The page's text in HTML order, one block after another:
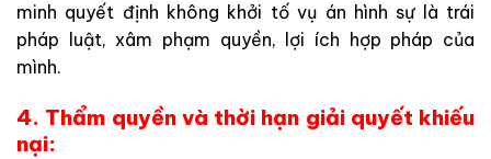
minh quyết định không khởi tố vụ án hình sự là trái
pháp luật, xâm phạm quyền, lợi ích hợp pháp của
mình.
4. Thẩm quyền và thời hạn giải quyết khiếu
nại: